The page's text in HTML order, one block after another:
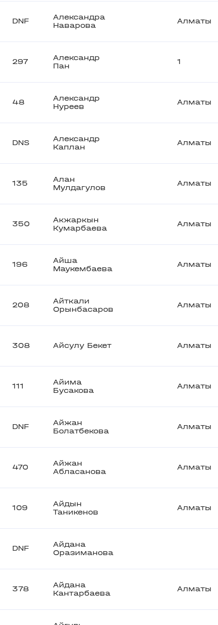
DNF
Александра
Наварова
Алматы
297
Александр
Пан
1
48
Александр
Нуреев
Алматы
DNS
Александр
Каплан
Алматы
135
Алан
Мулдагулов
Алматы
350
Акжаркын
Кумарбаева
Алматы
196
Айша
Маукембаева
Алматы
208
Айткали
Орынбасаров
Алматы
308 Айсулу Бекет Алматы
111
Айима
Бусакова
Алматы
DNF
Айжан
Болатбекова
Алматы
470
Айжан
Абласанова
Алматы
109
Айдын
Таникенов
Алматы
DNF
Айдана
Оразиманова
378
Айдана
Кантарбаева
Алматы